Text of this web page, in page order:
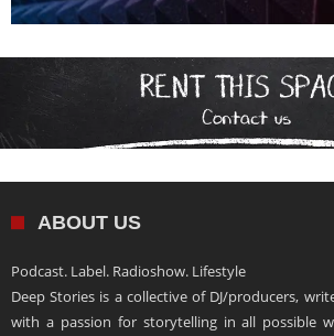
ABOUT US
Podcast. Label. Radioshow. Lifestyle
Deep Stories is a collective of DJ/producers,
with a passion for storytelling in all possible